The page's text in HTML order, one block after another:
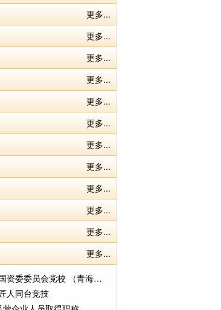
更多...
更多...
更多...
更多...
更多...
更多...
更多...
更多...
更多...
更多...
更多...
更多...
中共青海省国资委委员会党校 （青海省国资委干部教育培训中心）正式挂牌
人同台竞技